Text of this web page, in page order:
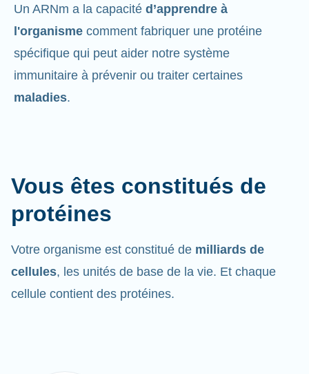
Un ARNm a la capacité d’apprendre à
l'organisme comment fabriquer une protéine
spécifique qui peut aider notre système
immunitaire à prévenir ou traiter certaines
maladies.
Vous êtes constitués de
protéines
Votre organisme est constitué de milliards de
cellules, les unités de base de la vie. Et chaque
cellule contient des protéines.